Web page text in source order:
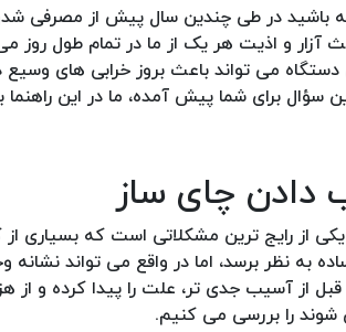
باشید در طی چندین سال پیش از مصرفی
آزار و اذیت هر یک از ما در تمام طول روز
دستگاه می تواند باعث بروز خرابی های
سؤال برای شما پیش آمده، ما در این راهنما
از رایج ترین مشکلاتی است که بسیاری
به نظر برسد، اما در واقع می تواند
از آسیب جدی تر، علت را پیدا کرده و از
را بررسی می کنیم.